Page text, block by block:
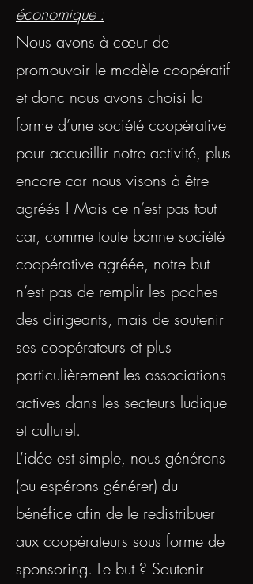
économique :
Nous avons à cœur de
promouvoir le modèle coopératif
et donc nous avons choisi la
forme d’une société coopérative
pour accueillir notre activité, plus
encore car nous visons à être
agréés ! Mais ce n’est pas tout
car, comme toute bonne société
coopérative agréée, notre but
n’est pas de remplir les poches
des dirigeants, mais de soutenir
ses coopérateurs et plus
particulièrement les associations
actives dans les secteurs ludique
et culturel.
L’idée est simple, nous générons
(ou espérons générer) du
bénéfice afin de le redistribuer
aux coopérateurs sous forme de
sponsoring. Le but ? Soutenir